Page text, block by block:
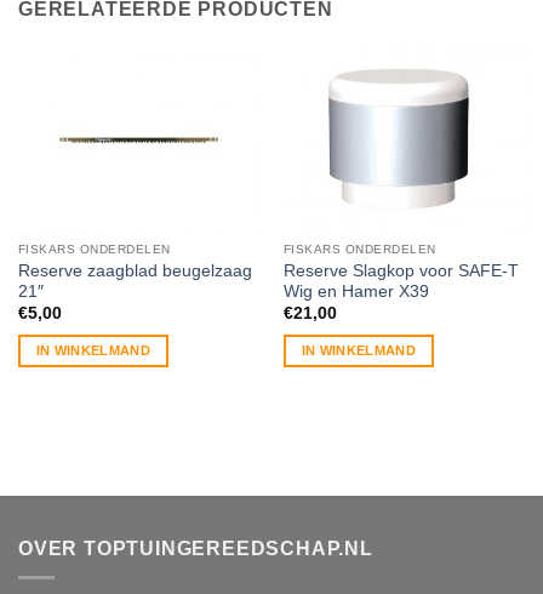
GERELATEERDE PRODUCTEN
FISKARS ONDERDELEN
Reserve zaagblad beugelzaag
21″
€5,00
IN WINKELMAND
FISKARS ONDERDELEN
Reserve Slagkop voor SAFE-T
Wig en Hamer X39
€21,00
IN WINKELMAND
OVER TOPTUINGEREEDSCHAP.NL